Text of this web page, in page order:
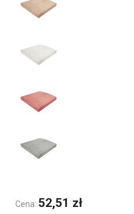
Cena: 52,51 zł